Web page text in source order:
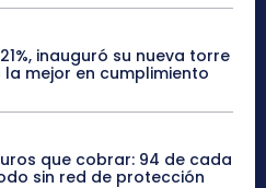
inauguró su nueva torre
mejor en cumplimiento
que cobrar: 94 de cada
sin red de protección